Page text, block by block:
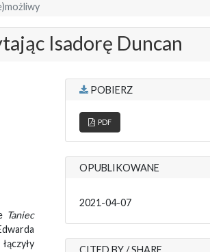
Isadorę Duncan
Taniec
POBIERZ
PDF
OPUBLIKOWANE
2021-04-07